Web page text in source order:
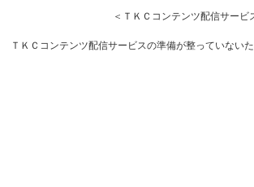
＜ＴＫＣコンテンツ配信サービ
ＴＫＣコンテンツ配信サービスの準備が整っていない